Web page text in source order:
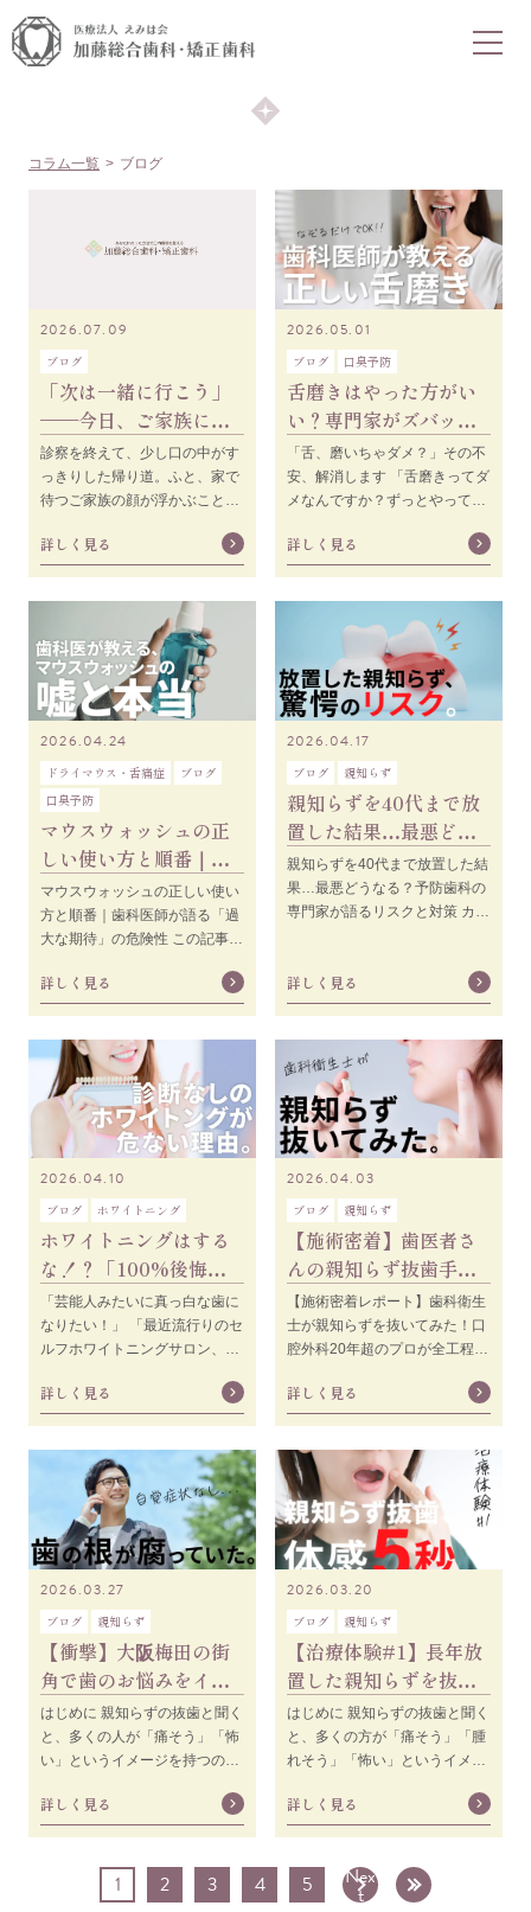
COLUMN
コラム
コラム一覧 ブログ
2026.07.09
ブログ
「次は一緒に行こう」
――今日、ご家族に
言ってみませんか
診察を終えて、少し口の中がす
っきりした帰り道。ふと、家で
待つご家族の顔が浮かぶことは
あの人はもう何年も歯医者に行
詳しく見る
2026.05.01
ブログ 口臭予防
舌磨きはやった方がい
い？専門家がズバッと
結論を出します【口臭
ケア】
「舌、磨いちゃダメ？」その不
安、解消します 「舌磨きってダ
メなんですか？ずっとやってた
フの田中さんがこ
詳しく見る
2026.04.24
ドライマウス・舌痛症
ブログ
口臭予防
マウスウォッシュの正
しい使い方と順番｜歯
科医師が語る「過大な
期待」の危険性
マウスウォッシュの正しい使い
方と順番｜歯科医師が語る「過
大な期待」の危険性 この記事で
使えば使
詳しく見る
2026.04.17
ブログ 親知らず
親知らずを40代まで放
置した結果…最悪どう
なる？予防歯科の専門
家が語るリスクと対
親知らずを40代まで放置した結
果…最悪どうなる？予防歯科の
専門家が語るリスクと対策 カテ
詳しく見る
2026.04.10
ブログ ホワイトニング
ホワイトニングはする
な！？「100%後悔す
る」悲惨な失敗事例を
20年のベテラン歯
「芸能人みたいに真っ白な歯に
なりたい！」 「最近流行りのセ
ルフホワイトニングサロン、安
の？」 こんに
詳しく見る
2026.04.03
ブログ 親知らず
【施術密着】歯医者さ
んの親知らず抜歯手術
をお見せします
【施術密着レポート】歯科衛生
士が親知らずを抜いてみた！口
腔外科20年超のプロが全工程を
いこと
詳しく見る
2026.03.27
ブログ 親知らず
【衝撃】大阪梅田の街
角で歯のお悩みをイン
タビューした結
果、、、 | 20代男性
はじめに 親知らずの抜歯と聞く
と、多くの人が「痛そう」「怖
い」というイメージを持つので
弱い方にとって、
詳しく見る
2026.03.20
ブログ 親知らず
【治療体験#1】長年放
置した親知らずを抜歯
した結果、、！ ［50代
男性］
はじめに 親知らずの抜歯と聞く
と、多くの方が「痛そう」「腫
れそう」「怖い」というイメー
うか。 特に長年放
詳しく見る
1 2 3 4 5 Nex
t »